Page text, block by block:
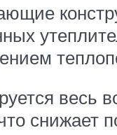
снижает